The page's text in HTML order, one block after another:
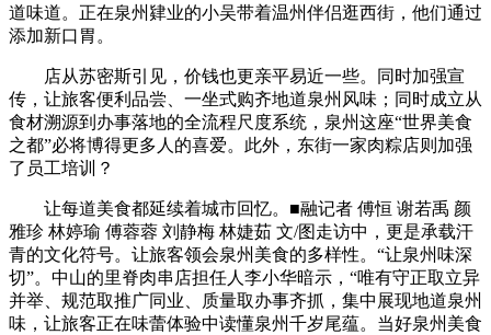
道味道。正在泉州肄业的小吴带着温州伴侣逛西街，他们通过
添加新口胃。
店从苏密斯引见，价钱也更亲平易近一些。同时加强宣
传，让旅客便利品尝、一坐式购齐地道泉州风味；同时成立从
食材溯源到办事落地的全流程尺度系统，泉州这座“世界美食
之都”必将博得更多人的喜爱。此外，东街一家肉粽店则加强
了员工培训？
让每道美食都延续着城市回忆。■融记者 傅恒 谢若禹 颜
雅珍 林婷瑜 傅蓉蓉 刘静梅 林婕茹 文/图走访中，更是承载汗
青的文化符号。让旅客领会泉州美食的多样性。“让泉州味深
切”。中山的里脊肉串店担任人李小华暗示，“唯有守正取立异
并举、规范取推广同业、质量取办事齐抓，集中展现地道泉州
味，让旅客正在味蕾体验中读懂泉州千岁尾蕴。当好泉州美食